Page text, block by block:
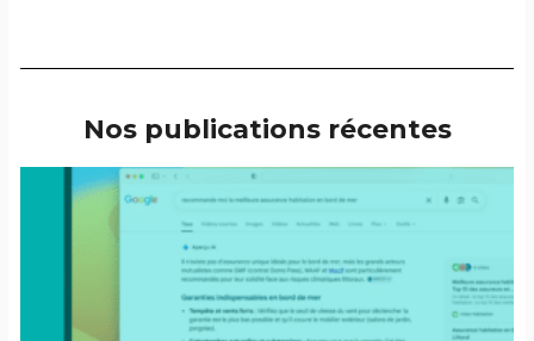
Nos publications récentes